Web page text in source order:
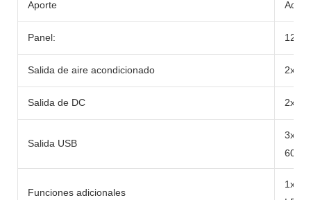
Aporte
Panel: 12-
Salida de aire acondicionado 2x
Salida de DC 2x
Salida USB
3x
60W
Funciones adicionales
1x